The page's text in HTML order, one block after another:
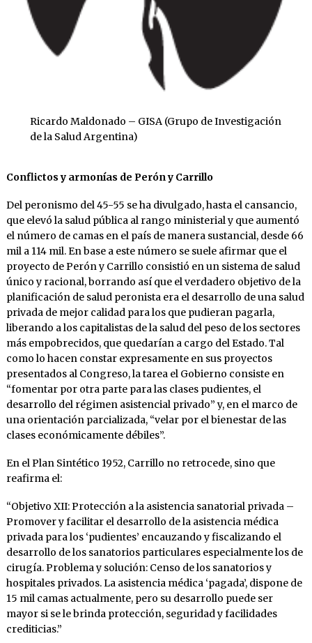
Ricardo Maldonado – GISA (Grupo de Investigación
de la Salud Argentina)
Conflictos y armonías de Perón y Carrillo
Del peronismo del 45-55 se ha divulgado, hasta el cansancio,
que elevó la salud pública al rango ministerial y que aumentó
el número de camas en el país de manera sustancial, desde 66
mil a 114 mil. En base a este número se suele afirmar que el
proyecto de Perón y Carrillo consistió en un sistema de salud
único y racional, borrando así que el verdadero objetivo de la
planificación de salud peronista era el desarrollo de una salud
privada de mejor calidad para los que pudieran pagarla,
liberando a los capitalistas de la salud del peso de los sectores
más empobrecidos, que quedarían a cargo del Estado. Tal
como lo hacen constar expresamente en sus proyectos
presentados al Congreso, la tarea el Gobierno consiste en
“fomentar por otra parte para las clases pudientes, el
desarrollo del régimen asistencial privado” y, en el marco de
una orientación parcializada, “velar por el bienestar de las
clases económicamente débiles”.
En el Plan Sintético 1952, Carrillo no retrocede, sino que
reafirma el:
“Objetivo XII: Protección a la asistencia sanatorial privada –
Promover y facilitar el desarrollo de la asistencia médica
privada para los ‘pudientes’ encauzando y fiscalizando el
desarrollo de los sanatorios particulares especialmente los de
cirugía. Problema y solución: Censo de los sanatorios y
hospitales privados. La asistencia médica ‘pagada’, dispone de
15 mil camas actualmente, pero su desarrollo puede ser
mayor si se le brinda protección, seguridad y facilidades
crediticias.”